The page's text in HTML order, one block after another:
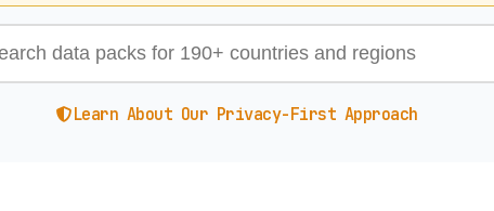
Learn About Our Privacy-First Approach